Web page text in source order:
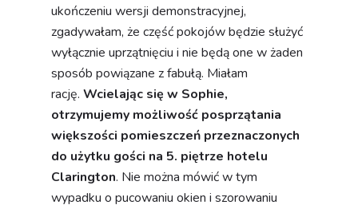
ukończeniu wersji demonstracyjnej,
zgadywałam, że część pokojów będzie służyć
wyłącznie uprzątnięciu i nie będą one w żaden
sposób powiązane z fabułą. Miałam
rację. Wcielając się w Sophie,
otrzymujemy możliwość posprzątania
większości pomieszczeń przeznaczonych
do użytku gości na 5. piętrze hotelu
Clarington. Nie można mówić w tym
wypadku o pucowaniu okien i szorowaniu